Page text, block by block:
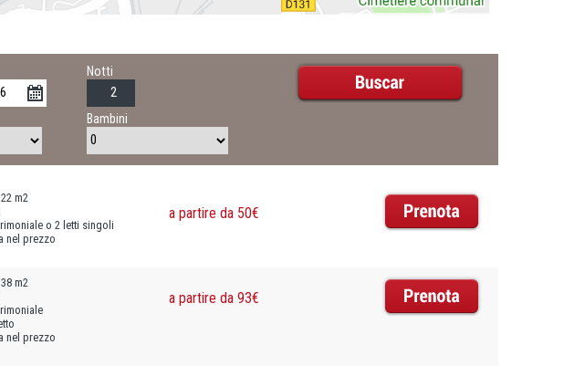
Notti
Bambini
m2
o 2 letti singoli
nel prezzo
a partire da 50€
m2
nel prezzo
a partire da 93€